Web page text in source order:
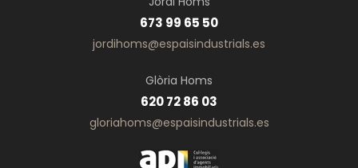
673 99 65 50
jordihoms@espaisindustrials.es
Glòria Homs
620 72 86 03
gloriahoms@espaisindustrials.es